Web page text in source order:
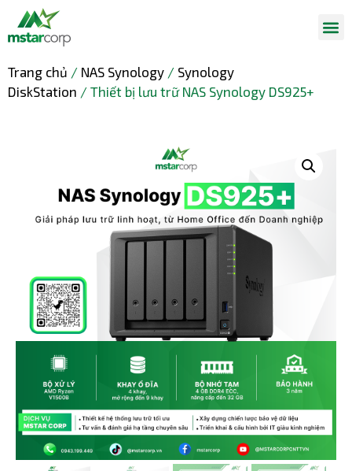
Trang chủ / NAS Synology / Synology
DiskStation / Thiết bị lưu trữ NAS Synology DS925+